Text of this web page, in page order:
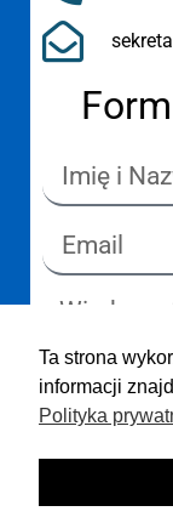
Ta strona
informacji
Polityka